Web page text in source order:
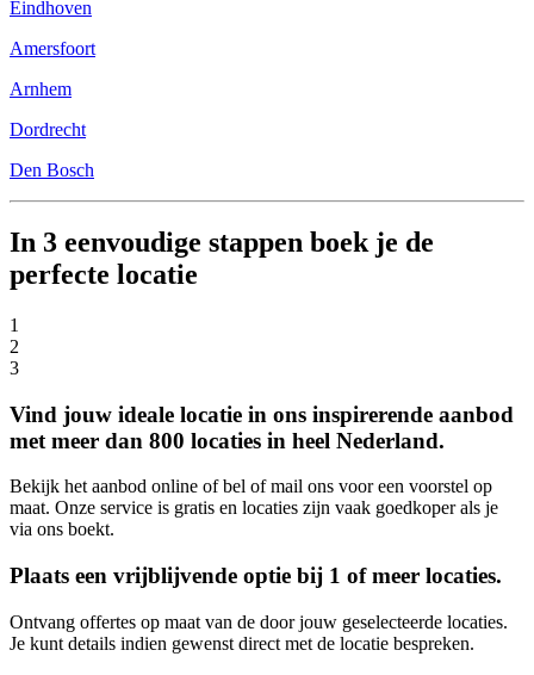
Eindhoven
Amersfoort
Arnhem
Dordrecht
Den Bosch
In 3 eenvoudige stappen boek je de
perfecte locatie
1
2
3
Vind jouw ideale locatie in ons inspirerende aanbod
met meer dan 800 locaties in heel Nederland.
Bekijk het aanbod online of bel of mail ons voor een voorstel op
maat. Onze service is gratis en locaties zijn vaak goedkoper als je
via ons boekt.
Plaats een vrijblijvende optie bij 1 of meer locaties.
Ontvang offertes op maat van de door jouw geselecteerde locaties.
Je kunt details indien gewenst direct met de locatie bespreken.